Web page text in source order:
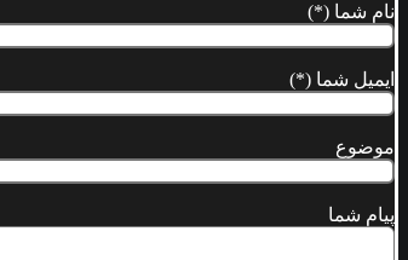
نام شما (*)
ایمیل شما (*)
موضوع
پیام شما